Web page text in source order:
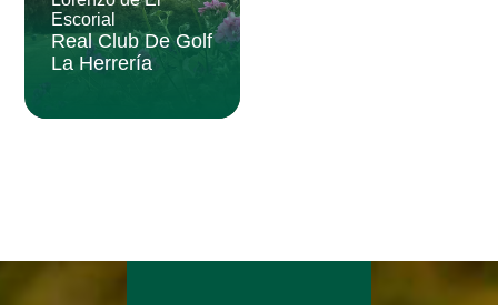
Escorial
Real Club De Golf
La Herrería